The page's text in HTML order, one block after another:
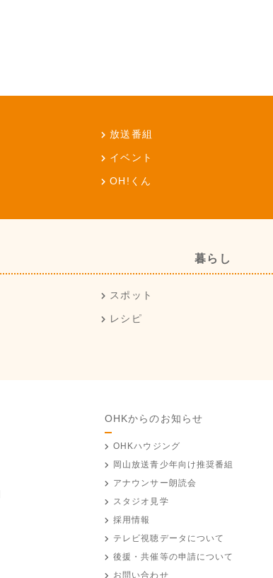
放送番組
イベント
OH!くん
暮らし
スポット
レシピ
OHKからのお知らせ
OHKハウジング
岡山放送青少年向け推奨番組
アナウンサー朗読会
スタジオ見学
採用情報
テレビ視聴データについて
後援・共催等の申請について
お問い合わせ